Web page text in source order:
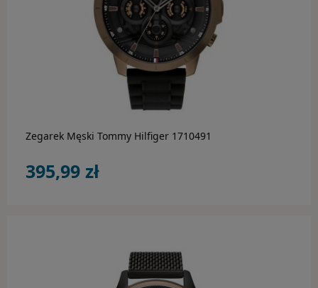
OKULARY PRZECIWSŁONECZNE
Fossil
Kolor
CASIO
Zegarek Męski Tommy Hilfiger 1710491
395,99 zł
do koszyka